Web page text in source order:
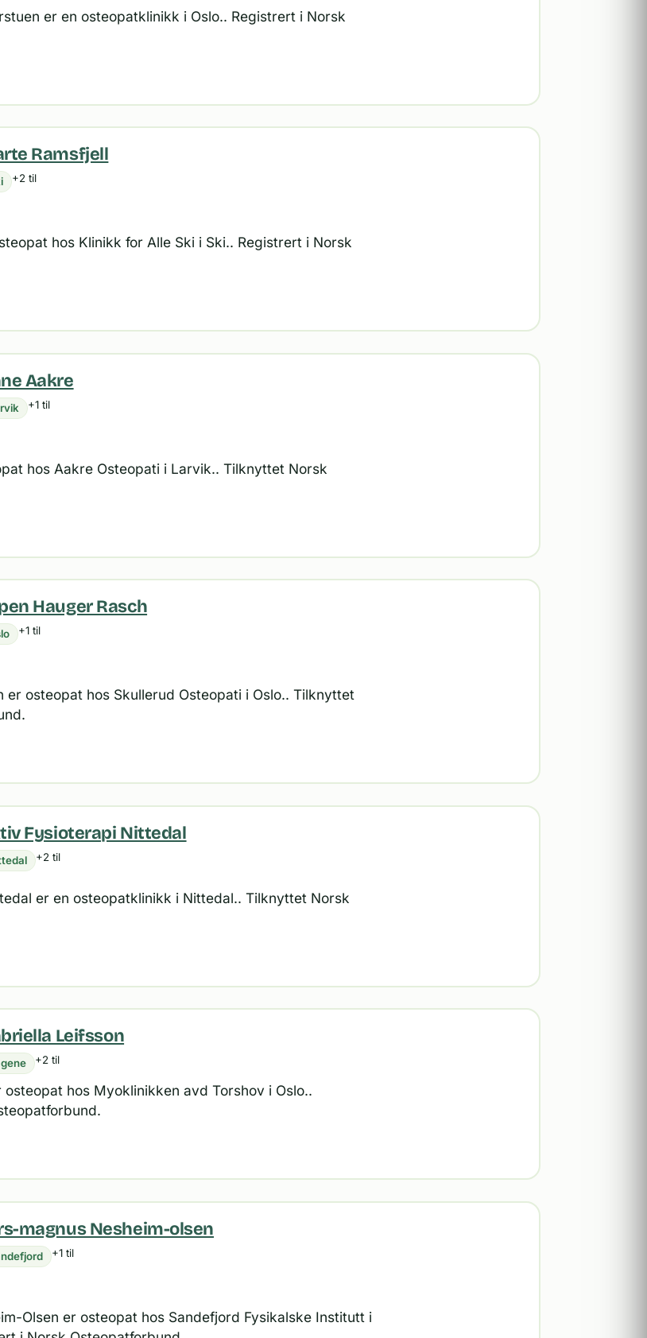
er en osteopatklinikk i Oslo.. Registrert i Norsk
Ramsfjell
+2 til
hos Klinikk for Alle Ski i Ski.. Registrert i Norsk
Aakre
+1 til
hos Aakre Osteopati i Larvik.. Tilknyttet Norsk
Hauger Rasch
+1 til
er osteopat hos Skullerud Osteopati i Oslo.. Tilknyttet
Fysioterapi Nittedal
+2 til
er en osteopatklinikk i Nittedal.. Tilknyttet Norsk
Leifsson
+2 til
osteopat hos Myoklinikken avd Torshov i Oslo..
magnus Nesheim-olsen
+1 til
Olsen er osteopat hos Sandefjord Fysikalske Institutt i